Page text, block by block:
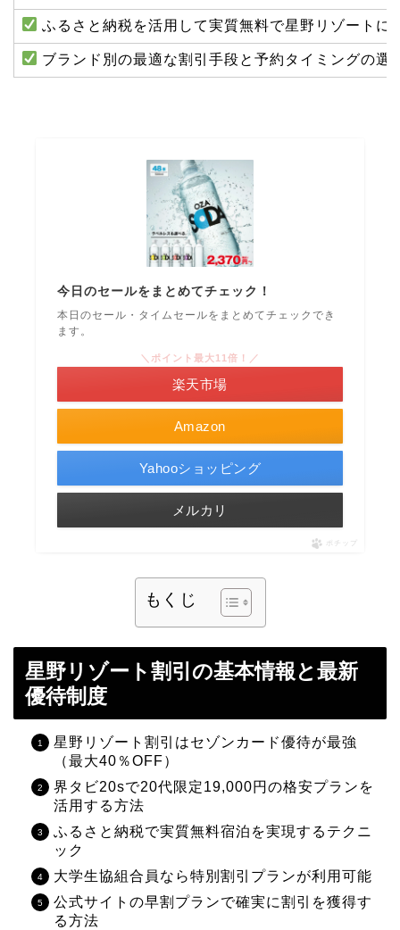
ふるさと納税を活用して実質無料で星野リゾートに
ブランド別の最適な割引手段と予約タイミングの選
今日のセールをまとめてチェック！
本日のセール・タイムセールをまとめてチェックでき
ます。
Amazon
＼ポイント最大11倍！／
楽天市場
Yahooショッピング
メルカリ
ポチップ
もくじ
星野リゾート割引の基本情報と最新
優待制度
星野リゾート割引はセゾンカード優待が最強
（最大40％OFF）
界タビ20sで20代限定19,000円の格安プランを
活用する方法
ふるさと納税で実質無料宿泊を実現するテクニ
ック
大学生協組合員なら特別割引プランが利用可能
公式サイトの早割プランで確実に割引を獲得す
る方法